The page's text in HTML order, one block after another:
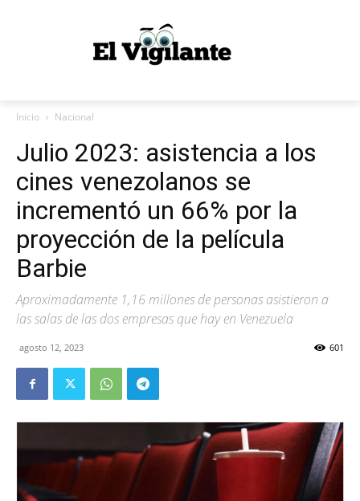
Inicio Nacional
Julio 2023: asistencia a los
cines venezolanos se
incrementó un 66% por la
proyección de la película
Barbie
Aproximadamente 1,16 millones de personas asistieron a
las salas de las dos empresas que hay en Venezuela
agosto 12, 2023 601